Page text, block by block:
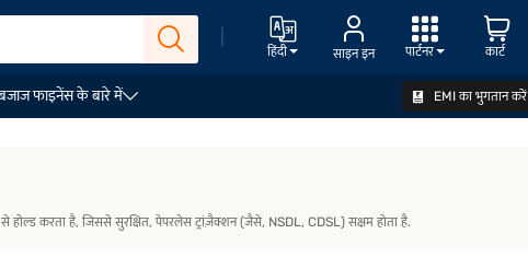
हिंदी साइन इन कार्ट
पार्टनर
फाइनेंस के बारे में EMI का भुगतान करें
से होल्ड करता है, जिससे सुरक्षित, पेपरलेस ट्रांज़ैक्शन (जैसे, NSDL, CDSL) सक्षम होता है.